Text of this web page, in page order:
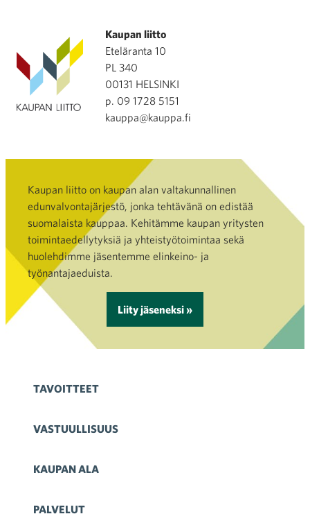
Kaupan liitto
Eteläranta 10
PL 340
00131 HELSINKI
p. 09 1728 5151
kauppa@kauppa.fi
Kaupan liitto on kaupan alan valtakunnallinen
edunvalvontajärjestö, jonka tehtävänä on edistää
suomalaista kauppaa. Kehitämme kaupan yritysten
toimintaedellytyksiä ja yhteistyötoimintaa sekä
huolehdimme jäsentemme elinkeino- ja
työnantajaeduista.
Liity jäseneksi »
TAVOITTEET
VASTUULLISUUS
KAUPAN ALA
PALVELUT